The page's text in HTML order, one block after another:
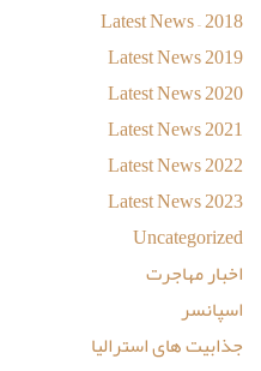
Latest News – 2018
Latest News 2019
Latest News 2020
Latest News 2021
Latest News 2022
Latest News 2023
Uncategorized
اخبار مهاجرت
اسپانسر
جذابیت های استرالیا